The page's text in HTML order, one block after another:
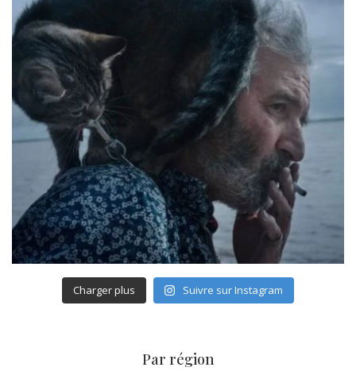
Charger plus Suivre sur Instagram
Par région